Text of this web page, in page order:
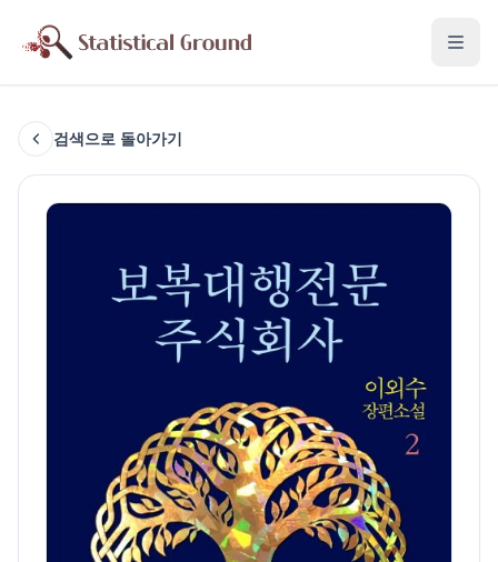
검색으로 돌아가기